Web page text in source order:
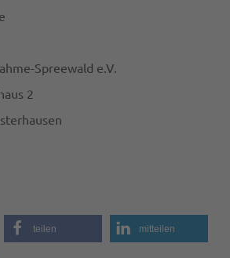
Spreewald e.V.
2
teilen mitteilen